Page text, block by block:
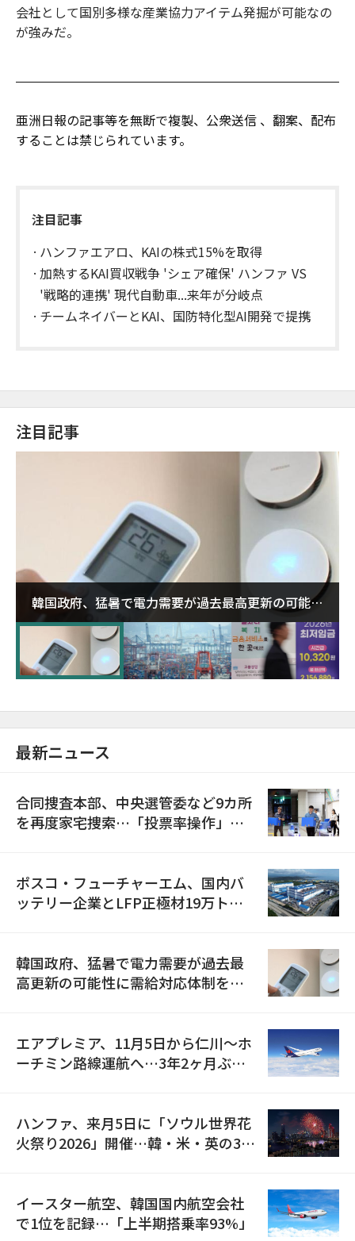
会社として国別多様な産業協力アイテム発掘が可能なの
が強みだ。
亜洲日報の記事等を無断で複製、公衆送信 、翻案、配布
することは禁じられています。
注目記事
ハンファエアロ、KAIの株式15%を取得
加熱するKAI買収戦争 'シェア確保' ハンファ VS
'戦略的連携' 現代自動車...来年が分岐点
チームネイバーとKAI、国防特化型AI開発で提携
注目記事
韓国政府、猛暑で電力需要が過去最高更新の可能性
に需給対応体制を点検
最新ニュース
合同捜査本部、中央選管委など9カ所
を再度家宅捜索…「投票率操作」の
ポスコ・フューチャーエム、国内バ
ッテリー企業とLFP正極材19万トン
韓国政府、猛暑で電力需要が過去最
高更新の可能性に需給対応体制を点
エアプレミア、11月5日から仁川〜ホ
ーチミン路線運航へ…3年2ヶ月ぶり
ハンファ、来月5日に「ソウル世界花
火祭り2026」開催…韓・米・英の3カ
イースター航空、韓国国内航空会社
で1位を記録…「上半期搭乗率93%」